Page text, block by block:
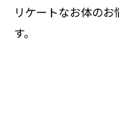
リケートなお体の
す。